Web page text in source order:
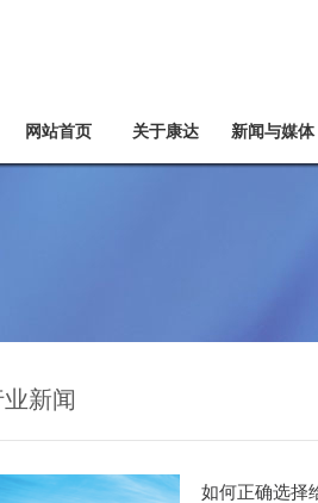
网站首页 关于康达 新闻与媒体
新闻
如何正确选择